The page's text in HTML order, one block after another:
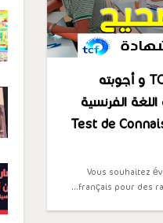
هذه أسئلة إختبار الـ TCF و أجوبته
الفرنسية
Test de
Vous souhaitez
français pour des